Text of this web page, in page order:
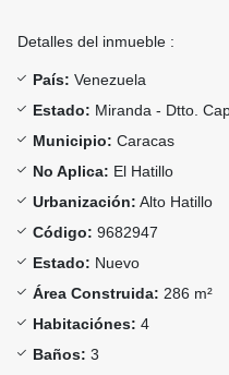
Detalles del inmueble :
País: Venezuela
Estado: Miranda - Dtto.
Municipio: Caracas
No Aplica: El Hatillo
Urbanización: Alto Hatillo
Código: 9682947
Estado: Nuevo
Área Construida: 286 m²
Habitaciónes: 4
Baños: 3